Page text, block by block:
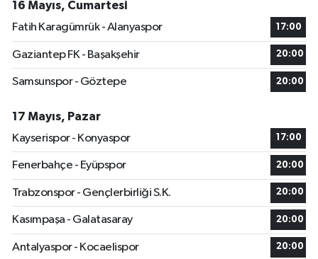
16 Mayıs, Cumartesi
Fatih Karagümrük - Alanyaspor
17:00
Gaziantep FK - Başakşehir 20:00
Samsunspor - Göztepe 20:00
17 Mayıs, Pazar
Kayserispor - Konyaspor
17:00
Fenerbahçe - Eyüpspor 20:00
Trabzonspor - Gençlerbirliği S.K. 20:00
Kasımpaşa - Galatasaray 20:00
Antalyaspor - Kocaelispor 20:00